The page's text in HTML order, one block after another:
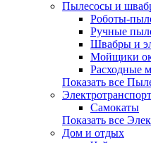
Пылесосы и
Роботы-
Ручные
Швабры и
Мойщики
Расходные
Показать все
Электротранспорт
Самокаты
Показать все
Дом и отдых